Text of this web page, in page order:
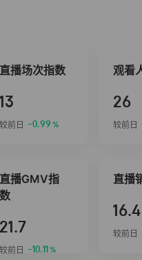
直播场次指数
13
较前日 -0.99 %
观看
26
较前日
直播GMV指
数
21.7
较前日 -10.11 %
直播
16.4
较前日